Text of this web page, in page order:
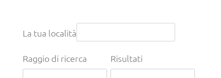
Garanzia e assistenza
Vantaggi e Agevolazioni
La tua località
Raggio di ricerca Risultati